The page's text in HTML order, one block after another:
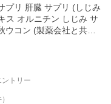
プリ 肝臓 サプリ (しじみ
ス オルニチン しじみ サ
ウコン (製薬会社と共同
ントリー
）